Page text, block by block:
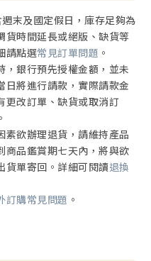
末及國定假日，庫存足夠為
貨時間延長或絕版、缺貨等
請點選常見訂單問題 。
，銀行預先授權金額，並未
日將進行請款，實際請款金
更改訂單、缺貨或取消訂
素欲辦理退貨，請維持產品
商品鑑賞期七天內，將與欲
貨單寄回。詳細可閱讀退換
訂購常見問題 。